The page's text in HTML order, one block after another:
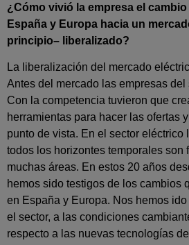
¿Cómo vivió la empresa el
España y Europa hacia un
principio– liberalizado?
La liberalización del mercado
Antes del mercado las empresas del
Con la competencia tuvieron que
herramientas para hacer las ofertas
punto de vista. En el sector eléctrico
todos los horizontes temporales son
muchas áreas. En estos 20 años
hemos sido testigos de los cambios
en España y Europa. Nos hemos
el sector, a las condiciones
respecto a las nuevas tecnologías